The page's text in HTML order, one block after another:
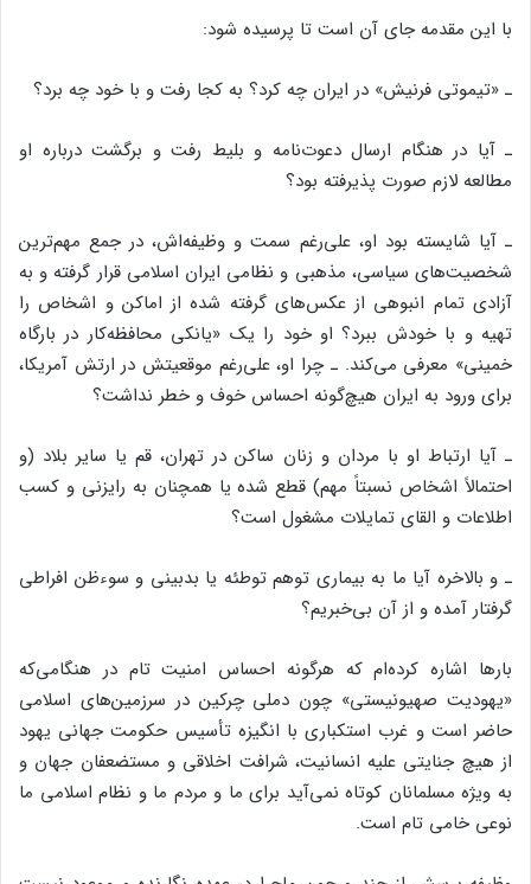
با این مقدمه جای آن است تا پرسیده شود:
ـ «تیموتی فرنیش» در ایران چه کرد؟ به کجا رفت و با خود چه برد؟
ـ آیا در هنگام ارسال دعوت‌نامه و بلیط رفت و برگشت درباره او
مطالعه لازم صورت پذیرفته بود؟
ـ آیا شایسته بود او، علی‌رغم سمت و وظیفه‌اش، در جمع مهم‌ترین
شخصیت‌های سیاسی، مذهبی و نظامی ایران اسلامی قرار گرفته و به
آزادی تمام انبوهی از عکس‌های گرفته شده از اماکن و اشخاص را
تهیه و با خودش ببرد؟ او خود را یک «یانکی محافظه‌کار در بارگاه
خمینی» معرفی می‌کند. ـ چرا او، علی‌رغم موقعیتش در ارتش آمریکا،
برای ورود به ایران هیچ‌گونه احساس خوف و خطر نداشت؟
ـ آیا ارتباط او با مردان و زنان ساکن در تهران، قم یا سایر بلاد (و
احتمالاً اشخاص نسبتاً مهم) قطع شده یا همچنان به رایزنی و کسب
اطلاعات و القای تمایلات مشغول است؟
ـ و بالاخره آیا ما به بیماری توهم توطئه یا بدبینی و سوءظن افراطی
گرفتار آمده و از آن بی‌خبریم؟
بارها اشاره کرده‌ام که هرگونه احساس امنیت تام در هنگامی‌که
«یهودیت صهیونیستی» چون دملی چرکین در سرزمین‌های اسلامی
حاضر است و غرب استکباری با انگیزه تأسیس حکومت جهانی یهود
از هیچ جنایتی علیه انسانیت، شرافت اخلاقی و مستضعفان جهان و
به ویژه مسلمانان کوتاه نمی‌آید برای ما و مردم ما و نظام اسلامی ما
نوعی خامی تام است.